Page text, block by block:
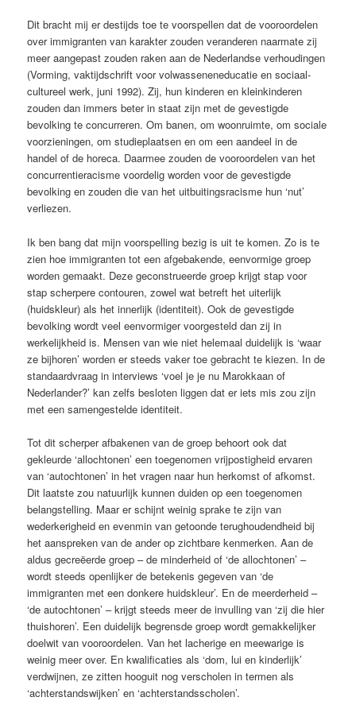
Dit bracht mij er destijds toe te voorspellen dat de vooroordelen
over immigranten van karakter zouden veranderen naarmate zij
meer aangepast zouden raken aan de Nederlandse verhoudingen
(Vorming, vaktijdschrift voor volwasseneneducatie en sociaal-
cultureel werk, juni 1992). Zij, hun kinderen en kleinkinderen
zouden dan immers beter in staat zijn met de gevestigde
bevolking te concurreren. Om banen, om woonruimte, om sociale
voorzieningen, om studieplaatsen en om een aandeel in de
handel of de horeca. Daarmee zouden de vooroordelen van het
concurrentieracisme voordelig worden voor de gevestigde
bevolking en zouden die van het uitbuitingsracisme hun ‘nut’
verliezen.
Ik ben bang dat mijn voorspelling bezig is uit te komen. Zo is te
zien hoe immigranten tot een afgebakende, eenvormige groep
worden gemaakt. Deze geconstrueerde groep krijgt stap voor
stap scherpere contouren, zowel wat betreft het uiterlijk
(huidskleur) als het innerlijk (identiteit). Ook de gevestigde
bevolking wordt veel eenvormiger voorgesteld dan zij in
werkelijkheid is. Mensen van wie niet helemaal duidelijk is ‘waar
ze bijhoren’ worden er steeds vaker toe gebracht te kiezen. In de
standaardvraag in interviews ‘voel je je nu Marokkaan of
Nederlander?’ kan zelfs besloten liggen dat er iets mis zou zijn
met een samengestelde identiteit.
Tot dit scherper afbakenen van de groep behoort ook dat
gekleurde ‘allochtonen’ een toegenomen vrijpostigheid ervaren
van ‘autochtonen’ in het vragen naar hun herkomst of afkomst.
Dit laatste zou natuurlijk kunnen duiden op een toegenomen
belangstelling. Maar er schijnt weinig sprake te zijn van
wederkerigheid en evenmin van getoonde terughoudendheid bij
het aanspreken van de ander op zichtbare kenmerken. Aan de
aldus gecreëerde groep – de minderheid of ‘de allochtonen’ –
wordt steeds openlijker de betekenis gegeven van ‘de
immigranten met een donkere huidskleur’. En de meerderheid –
‘de autochtonen’ – krijgt steeds meer de invulling van ‘zij die hier
thuishoren’. Een duidelijk begrensde groep wordt gemakkelijker
doelwit van vooroordelen. Van het lacherige en meewarige is
weinig meer over. En kwalificaties als ‘dom, lui en kinderlijk’
verdwijnen, ze zitten hooguit nog verscholen in termen als
‘achterstandswijken’ en ‘achterstandsscholen’.